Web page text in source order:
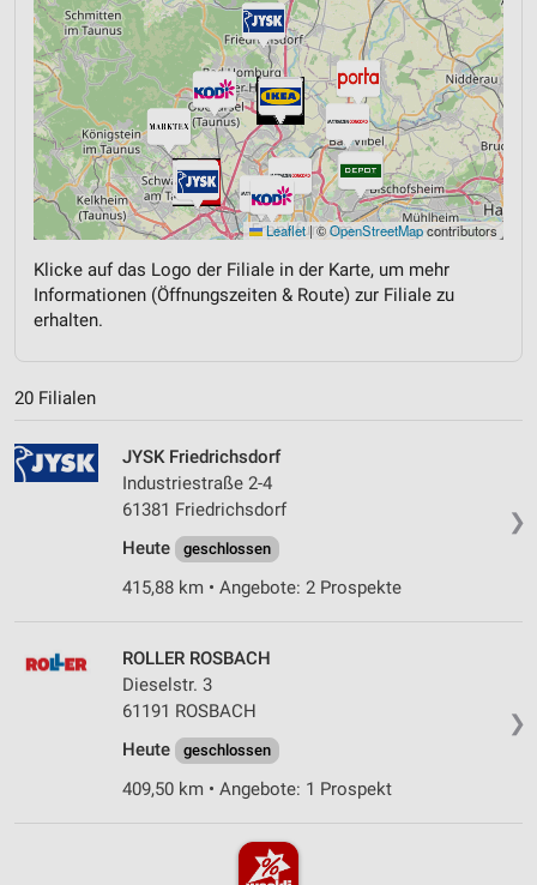
Leaflet |©OpenStreetMapcontributors
Klicke auf das Logo der Filiale in der Karte, um mehr
Informationen (Öffnungszeiten & Route) zur Filiale zu
erhalten.
20 Filialen
❯
JYSK Friedrichsdorf
Industriestraße 2-4
61381 Friedrichsdorf
Heute
geschlossen
415,88 km • Angebote: 2 Prospekte
❯
ROLLER ROSBACH
Dieselstr. 3
61191 ROSBACH
Heute
geschlossen
409,50 km • Angebote: 1 Prospekt